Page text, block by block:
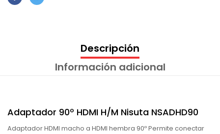
Descripción
Información adicional
Adaptador 90º HDMI H/M Nisuta NSADHD90
Adaptador HDMI macho a HDMI hembra 90º Permite conectar